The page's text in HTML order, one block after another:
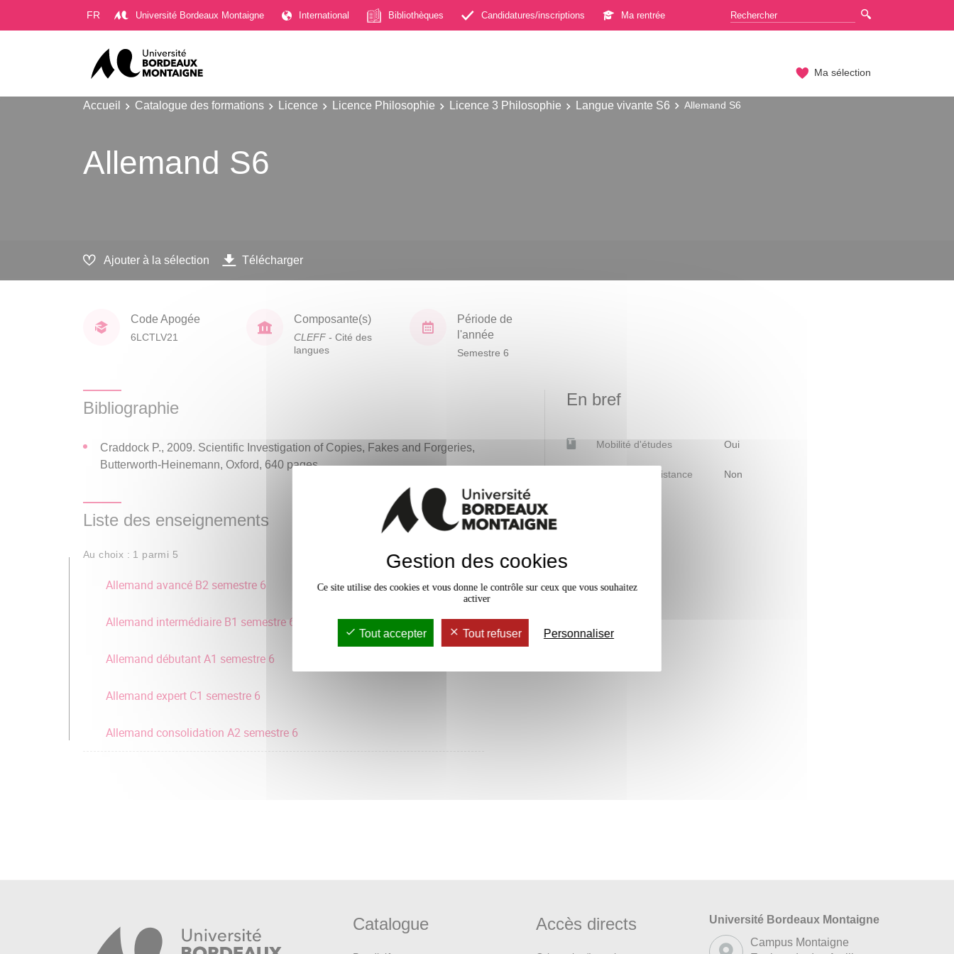
FR Université Bordeaux Montaigne International Bibliothèques Candidatures/inscriptions Ma rentrée
Ma sélection
Accueil Catalogue des formations Licence Licence Philosophie Licence 3 Philosophie Langue vivante S6 Allemand S6
Allemand S6
Ajouter à la sélection Télécharger
Code Apogée
6LCTLV21
Composante(s)
CLEFF - Cité des
langues
Période de
l'année
Semestre 6
Bibliographie
Craddock P., 2009. Scientific Investigation of Copies, Fakes and Forgeries,
Butterworth-Heinemann, Oxford, 640 pages.
Liste des enseignements
Au choix : 1 parmi 5
Allemand avancé B2 semestre 6
Allemand intermédiaire B1 semestre 6
Allemand débutant A1 semestre 6
Allemand expert C1 semestre 6
Allemand consolidation A2 semestre 6
En bref
Mobilité d'études Oui
Accessible à distance Non
Catalogue Accès directs
Université Bordeaux Montaigne
Campus Montaigne
Gestion des cookies
Ce site utilise des cookies et vous donne le contrôle sur ceux que vous souhaitez
activer
Tout accepter Tout refuser Personnaliser